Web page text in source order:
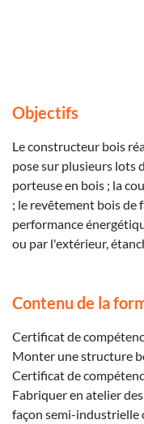
Objectifs
Le constructeur bois
pose sur plusieurs lots
porteuse en bois ; la
; le revêtement bois de
performance
ou par l'extérieur,
Contenu de la
Certificat de
Monter une structure
Certificat de
Fabriquer en atelier
façon semi-industrielle